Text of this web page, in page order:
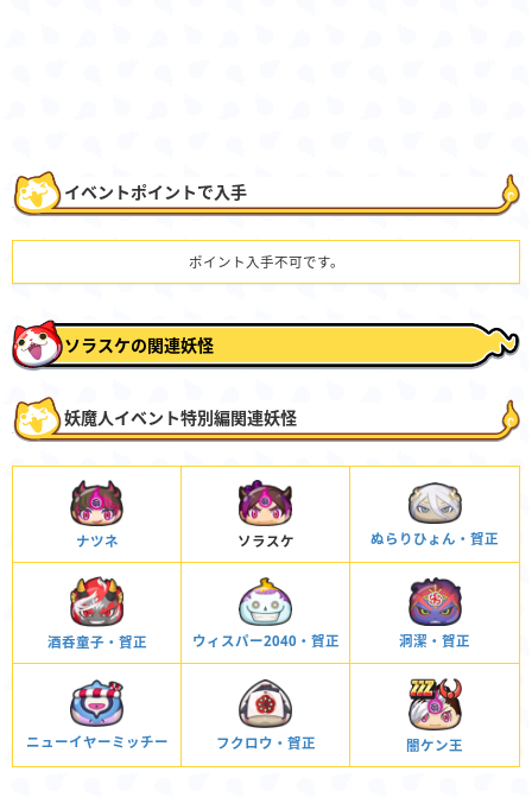
イベントポイントで入手
ポイント入手不可です。
ソラスケの関連妖怪
妖魔人イベント特別編関連妖怪
ナツネ ソラスケ ぬらりひょん・賀正
酒呑童子・賀正 ウィスパー2040・賀正 洞潔・賀正
ニューイヤーミッチー フクロウ・賀正 闇ケン王